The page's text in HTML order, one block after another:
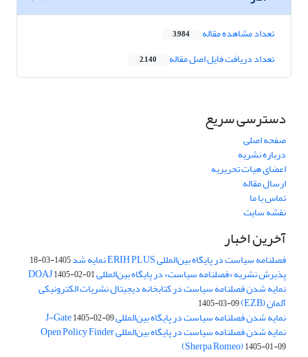
تعداد مشاهده مقاله 3,984
تعداد دریافت فایل اصل مقاله 2,140
دسترسی سریع
صفحه اصلی
درباره نشریه
اعضای هیات تحریریه
ارسال مقاله
تماس با ما
نقشه سایت
آخرین اخبار
فصلنامه سیاست در پایگاه بین‌المللی ERIH PLUS نمایه شد 1405-03-18
پذیرش نشریه «فصلنامه سیاست» در پایگاه بین‌المللی DOAJ1405-02-01
نمایه شدن فصلنامه سیاست در کتابخانه دیجیتال نشریات الکترونیکی
آلمان (EZB) 1405-03-09
نمایه شدن فصلنامه سیاست در پایگاه بین‌المللی J-Gate1405-02-09
نمایه شدن فصلنامه سیاست در پایگاه بین‌المللی Open Policy Finder
(Sherpa Romeo)1405-01-09